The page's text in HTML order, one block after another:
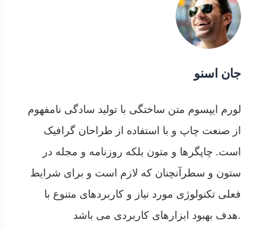
جان اسنو
لورم ایپسوم متن ساختگی با تولید سادگی نامفهوم
از صنعت چاپ و با استفاده از طراحان گرافیک
است. چاپگرها و متون بلکه روزنامه و مجله در
ستون و سطرآنچنان که لازم است و برای شرایط
فعلی تکنولوژی مورد نیاز و کاربردهای متنوع با
هدف بهبود ابزارهای کاربردی می باشد.